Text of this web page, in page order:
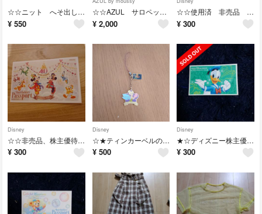
☆☆ニット へそ出し新品未使用☆☆
¥ 550
☆☆AZUL サロペット 新品未使用S★☆
¥ 2,000
☆☆使用済 非売品 ディズニー 優待☆☆
¥ 300
Disney
☆☆非売品、株主優待、チケット使用済☆☆
¥ 300
Disney
☆★ティンカーベルのノベルティグッズ非売品★☆
¥ 500
Disney
★☆ディズニー株主優待 使用済☆★
¥ 300